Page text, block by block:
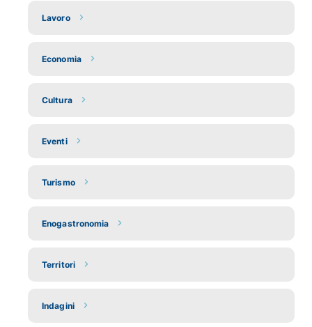
Lavoro
Economia
Cultura
Eventi
Turismo
Enogastronomia
Territori
Indagini